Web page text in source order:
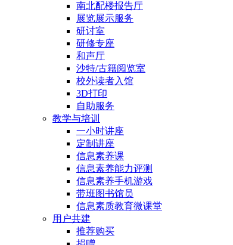
南北配楼报告厅
展览展示服务
研讨室
研修专座
和声厅
沙特/古籍阅览室
校外读者入馆
3D打印
自助服务
教学与培训
一小时讲座
定制讲座
信息素养课
信息素养能力评测
信息素养手机游戏
带班图书馆员
信息素质教育微课堂
用户共建
推荐购买